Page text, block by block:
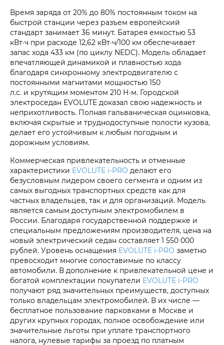
Время заряда от 20% до 80% постоянным током на
быстрой станции через разъем европейский
стандарт занимает 36 минут. Батарея емкостью 53
кВт·ч при расходе 12,62 кВт·ч/100 км обеспечивает
запас хода 433 км (по циклу NEDC). Модель обладает
впечатляющей динамикой и плавностью хода
благодаря синхронному электродвигателю с
постоянными магнитами мощностью 150
л.с. и крутящим моментом 210 Н·м. Городской
электроседан EVOLUTE доказал свою надежность и
неприхотливость. Полная гальваническая оцинковка,
включая скрытые и труднодоступные полости кузова,
делает его устойчивым к любым погодным и
дорожным условиям.
Коммерческая привлекательность и отменные
характеристики EVOLUTE i‑PRO делают его
безусловным лидером своего сегмента и одним из
самых выгодных транспортных средств как для
частных владельцев, так и для организаций. Модель
является самым доступным электромобилем в
России. Благодаря государственной поддержке и
специальным предложениям производителя, цена на
новый электрический седан составляет 1 550 000
рублей. Уровень оснащения EVOLUTE i‑PRO заметно
превосходит многие сопоставимые по классу
автомобили. В дополнение к привлекательной цене и
богатой комплектации покупатели EVOLUTE i‑PRO
получают ряд значительных преимуществ, доступных
только владельцам электромобилей. В их числе —
бесплатное пользование парковками в Москве и
других крупных городах, полное освобождение или
значительные льготы при уплате транспортного
налога, нулевые тарифы за проезд по платным